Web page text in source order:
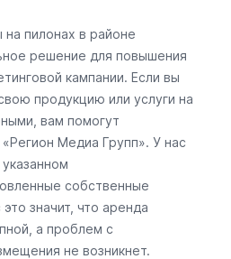
пилонах в районе
решение для повышения
кампании. Если вы
продукцию или услуги на
вам помогут
Медиа Групп». У нас
собственные
значит, что аренда
а проблем с
не возникнет.